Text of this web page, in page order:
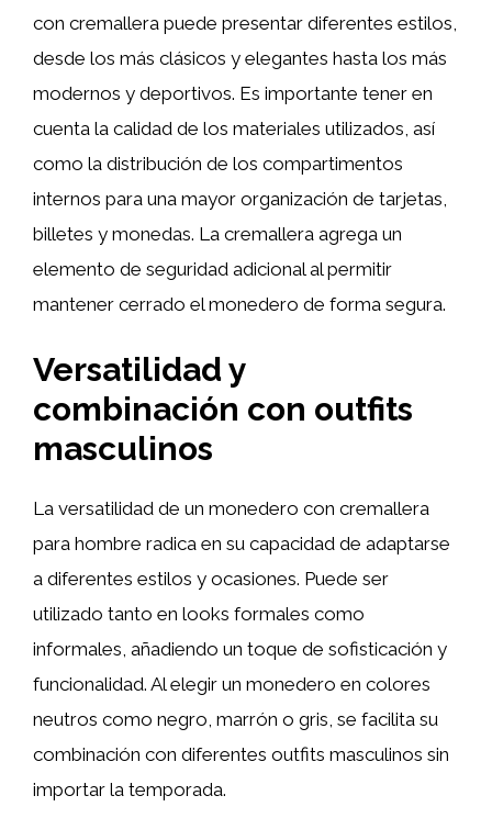
con cremallera puede presentar diferentes estilos,
desde los más clásicos y elegantes hasta los más
modernos y deportivos. Es importante tener en
cuenta la calidad de los materiales utilizados, así
como la distribución de los compartimentos
internos para una mayor organización de tarjetas,
billetes y monedas. La cremallera agrega un
elemento de seguridad adicional al permitir
mantener cerrado el monedero de forma segura.
Versatilidad y
combinación con outfits
masculinos
La versatilidad de un monedero con cremallera
para hombre radica en su capacidad de adaptarse
a diferentes estilos y ocasiones. Puede ser
utilizado tanto en looks formales como
informales, añadiendo un toque de sofisticación y
funcionalidad. Al elegir un monedero en colores
neutros como negro, marrón o gris, se facilita su
combinación con diferentes outfits masculinos sin
importar la temporada.